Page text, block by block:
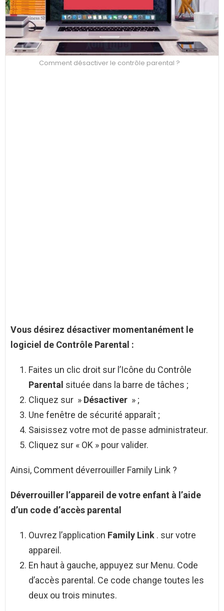
Comment désactiver le contrôle parental ?
Vous désirez désactiver momentanément le
logiciel de Contrôle Parental :
Faites un clic droit sur l’Icône du Contrôle
Parental située dans la barre de tâches ;
Cliquez sur » Désactiver » ;
Une fenêtre de sécurité apparaît ;
Saisissez votre mot de passe administrateur.
Cliquez sur « OK » pour valider.
Ainsi, Comment déverrouiller Family Link ?
Déverrouiller l’appareil de votre enfant à l’aide
d’un code d’accès parental
Ouvrez l’application Family Link . sur votre
appareil.
En haut à gauche, appuyez sur Menu. Code
d’accès parental. Ce code change toutes les
deux ou trois minutes.